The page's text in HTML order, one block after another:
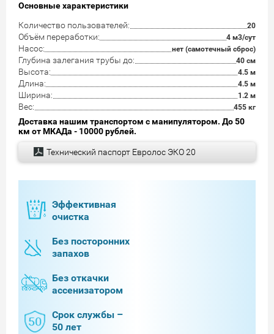
Основные характеристики
Количество пользователей:
20
Объём переработки: 4 м3/сут
Насос: нет (самотечный сброс)
Глубина залегания трубы до: 40 см
Высота: 4.5 м
Длина: 4.5 м
Ширина: 1.2 м
Вес: 455 кг
Доставка нашим транспортом с манипулятором. До 50
км от МКАДа - 10000 рублей.
Технический паспорт Евролос ЭКО 20
Эффективная
очистка
Без посторонних
запахов
Без откачки
ассенизатором
Срок службы –
50 лет